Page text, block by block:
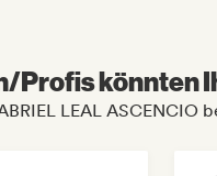
Profis könnten
LEAL ASCENCIO